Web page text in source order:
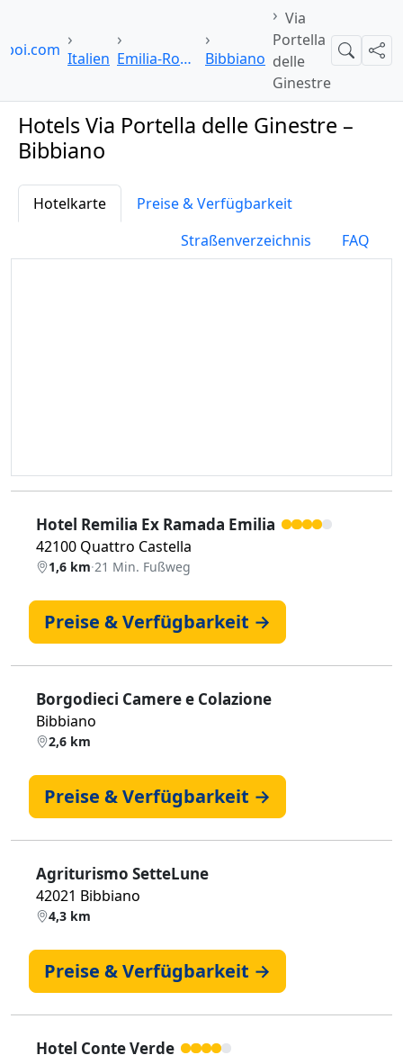
Italien Emilia-Romagna Bibbiano
Via
Portella
delle
Ginestre
Suche
Hotels Via Portella delle Ginestre –
Bibbiano
Hotelkarte
Preise & Verfügbarkeit
Straßenverzeichnis
FAQ
Hotel Remilia Ex Ramada Emilia
42100 Quattro Castella
1,6 km·21 Min. Fußweg
Preise & Verfügbarkeit →
Borgodieci Camere e Colazione
Bibbiano
2,6 km
Preise & Verfügbarkeit →
Agriturismo SetteLune
42021 Bibbiano
4,3 km
Preise & Verfügbarkeit →
Hotel Conte Verde